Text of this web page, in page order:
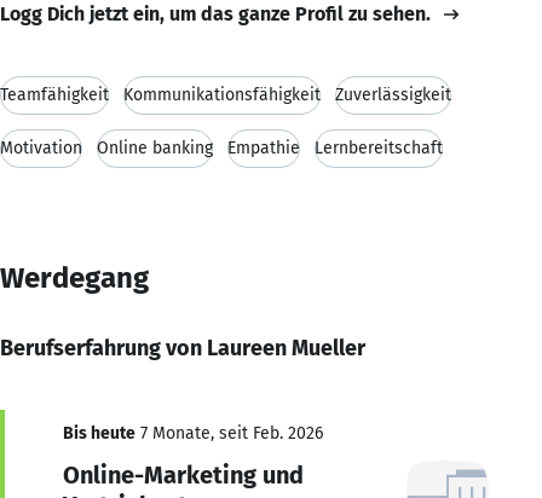
Logg Dich jetzt ein, um das ganze Profil zu sehen.
Teamfähigkeit Kommunikationsfähigkeit Zuverlässigkeit
Motivation Online banking Empathie Lernbereitschaft
Werdegang
Berufserfahrung von Laureen Mueller
Bis heute 7 Monate, seit Feb. 2026
Online-Marketing und